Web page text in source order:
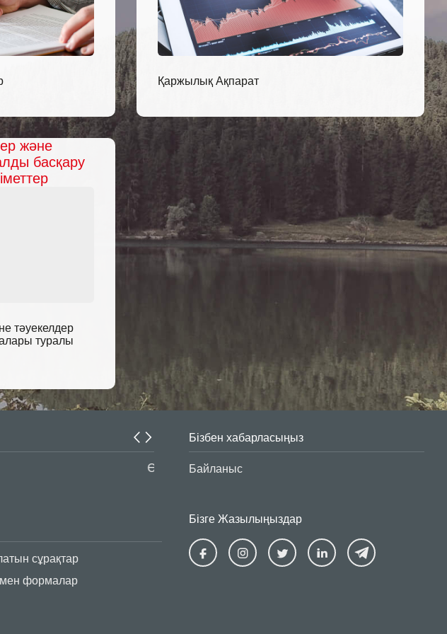
Қаржылық Ақпарат
және
басқару
тәуекелдер
туралы
бағдарламалары Интернет-алаяқтар белсенділігін арттырды
сұрақтар
мен формалар
Бізбен хабарласыңыз
Байланыс
Бізге Жазылыңыздар